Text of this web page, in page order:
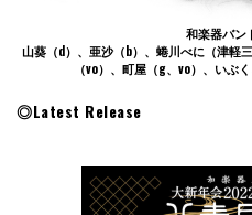
和楽器バン
山葵（d）、亜沙（b）、蜷川べに（津軽
（vo）、町屋（g、vo）、いぶ
◎Latest Release